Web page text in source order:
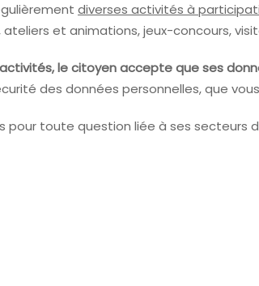
diverses activités à
et animations, jeux-concours,
le citoyen accepte que ses
des données personnelles, que
pour toute question liée à ses secteurs